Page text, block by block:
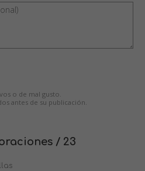
o de mal gusto.
antes de su publicación.
/ 23